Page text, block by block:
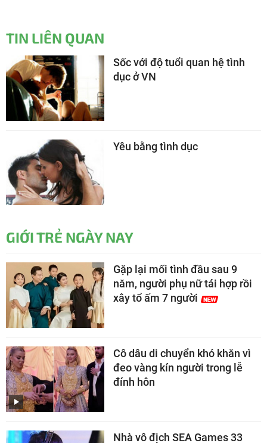
TIN LIÊN QUAN
Sốc với độ tuổi quan hệ tình
dục ở VN
Yêu bằng tình dục
GIỚI TRẺ NGÀY NAY
Gặp lại mối tình đầu sau 9
năm, người phụ nữ tái hợp rồi
xây tổ ấm 7 người
Cô dâu di chuyển khó khăn vì
đeo vàng kín người trong lễ
đính hôn
Nhà vô địch SEA Games 33